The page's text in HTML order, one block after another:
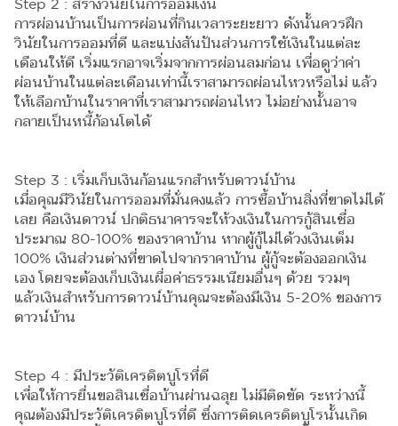
Step 2 : สร้างวินัยในการออมเงิน
การผ่อนบ้านเป็นการผ่อนที่กินเวลาระยะยาว ดังนั้นควรฝึก
วินัยในการออมที่ดี และแบ่งสันปันส่วนการใช้เงินในแต่ละ
เดือนให้ดี เริ่มแรกอาจเริ่มจากการผ่อนลมก่อน เพื่อดูว่าค่า
ผ่อนบ้านในแต่ละเดือนเท่านี้เราสามารถผ่อนไหวหรือไม่ แล้ว
ให้เลือกบ้านในราคาที่เราสามารถผ่อนไหว ไม่อย่างนั้นอาจ
กลายเป็นหนี้ก้อนโตได้
Step 3 : เริ่มเก็บเงินก้อนแรกสำหรับดาวน์บ้าน
เมื่อคุณมีวินัยในการออมที่มั่นคงแล้ว การซื้อบ้านสิ่งที่ขาดไม่ได้
เลย คือเงินดาวน์ ปกติธนาคารจะให้วงเงินในการกู้สินเชื่อ
ประมาณ 80-100% ของราคาบ้าน หากผู้กู้ไม่ได้วงเงินเต็ม
100% เงินส่วนต่างที่ขาดไปจากราคาบ้าน ผู้กู้จะต้องออกเงิน
เอง โดยจะต้องเก็บเงินเผื่อค่าธรรมเนียมอื่นๆ ด้วย รวมๆ
แล้วเงินสำหรับการดาวน์บ้านคุณจะต้องมีเงิน 5-20% ของการ
ดาวน์บ้าน
Step 4 : มีประวัติเครดิตบูโรที่ดี
เพื่อให้การยื่นขอสินเชื่อบ้านผ่านฉลุย ไม่มีติดขัด ระหว่างนี้
คุณต้องมีประวัติเครดิตบูโรที่ดี ซึ่งการติดเครดิตบูโรนั้นเกิด